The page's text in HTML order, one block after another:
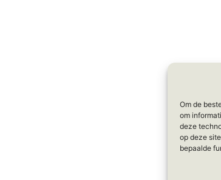
Om de
om
deze
op deze
bepaalde